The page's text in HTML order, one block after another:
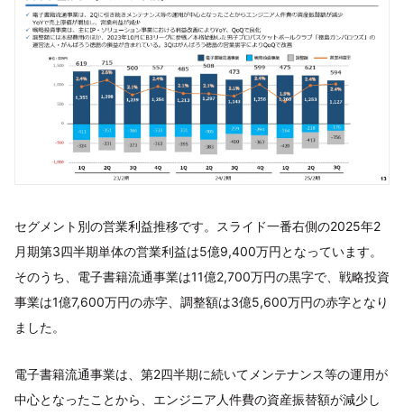
セグメント別の営業利益推移です。スライド一番右側の2025年2
月期第3四半期単体の営業利益は5億9,400万円となっています。
そのうち、電子書籍流通事業は11億2,700万円の黒字で、戦略投資
事業は1億7,600万円の赤字、調整額は3億5,600万円の赤字となり
ました。
電子書籍流通事業は、第2四半期に続いてメンテナンス等の運用が
中心となったことから、エンジニア人件費の資産振替額が減少し